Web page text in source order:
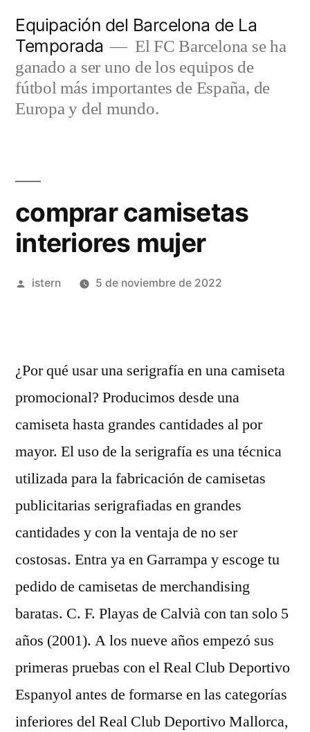
contenido
Equipación del Barcelona de La
Temporada
El FC Barcelona se ha
ganado a ser uno de los equipos de
fútbol más importantes de España, de
Europa y del mundo.
comprar camisetas
interiores mujer
Publicado
istern 5 de noviembre de 2022
¿Por qué usar una serigrafía en una camiseta
promocional? Producimos desde una
camiseta hasta grandes cantidades al por
mayor. El uso de la serigrafía es una técnica
utilizada para la fabricación de camisetas
publicitarias serigrafiadas en grandes
cantidades y con la ventaja de no ser
costosas. Entra ya en Garrampa y escoge tu
pedido de camisetas de merchandising
baratas. C. F. Playas de Calvià con tan solo 5
años (2001). A los nueve años empezó sus
primeras pruebas con el Real Club Deportivo
Espanyol antes de formarse en las categorías
inferiores del Real Club Deportivo Mallorca,